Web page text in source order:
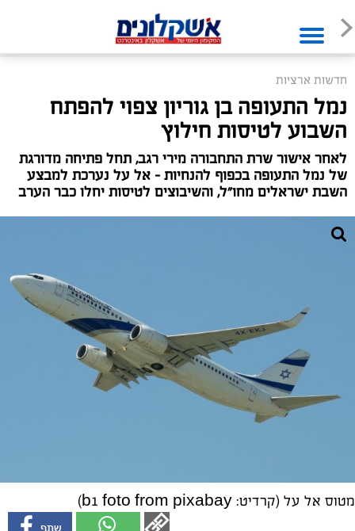
חדשות ארציות
נמל התעופה בן גוריון צפוי להפתח
השבוע לטיסות חילוץ
לאחר אישור שרת התחבורה מירי רגב, תחל פתיחה מדורגת
של נמל התעופה בכפוף להנחיות – אל על נערכת למבצע
השבת ישראלים מחו״ל, והשיבוצים לטיסות יחלו כבר הערב
מטוס אל על (קרדיט: b1 foto from pixabay)